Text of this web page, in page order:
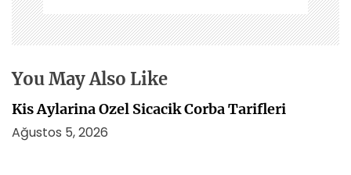
m
e
i
You May Also Like
Kis Aylarina Ozel Sicacik Corba Tarifleri
Ağustos 5, 2026